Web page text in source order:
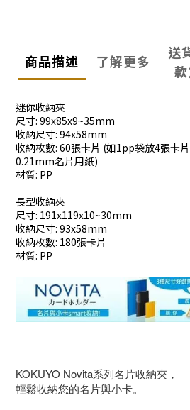
商品描述 了解更多
送
迷你收納夾
尺寸: 99x85x9~35mm
收納尺寸: 94x58mm
收納枚數: 60張卡片 (如1pp袋放4張卡
0.21mm名片用紙)
材質: PP
長型收納夾
尺寸: 191x119x10~30mm
收納尺寸: 93x58mm
收納枚數: 180張卡片
材質: PP
KOKUYO Novita系列名片收納夾，
輕鬆收納您的名片與小卡。